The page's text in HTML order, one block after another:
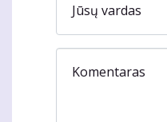
Jūsų vardas
Komentaras